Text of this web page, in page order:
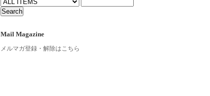
Mail Magazine
メルマガ登録・解除はこちら